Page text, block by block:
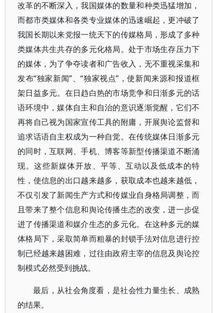
改革的不断深入，我国媒体的数量和种类迅猛增加，
而都市类媒体和各类专业媒体的迅速崛起，更冲破了
我国长期以来党报一统天下的传媒格局，形成了多种
类媒体共生共存的多元化格局。处于市场生存压力下
的媒体，为了争夺读者和广告收入，无不重视采集和
发布“独家新闻”、“独家视点”，使新闻来源和报道框
架日益多元。在日趋白热的市场竞争和日渐多元的话
语环境中，媒体自主和自治的意识逐渐觉醒，它们不
再将自己视为国家宣传工具的附庸，开展舆论监督和
追求话语自主权成为一种自觉。在传统媒体日渐多元
的同时，互联网、手机、博客等新型传播渠道不断涌
现。这些新媒体开放、平等、互动以及低成本的特
性，使信息的出口越来越多，获取成本也越来越低，
不仅引发了新闻生产方式和传媒业自身格局调整，而
且带来了整个信息和舆论传播生态的改变，进一步促
进了传播渠道和媒介生态的多元化。在这种多元的媒
体格局下，采取简单而粗暴的封锁手法对信息进行控
制已经越来越困难，过往由政府主宰的信息及舆论控
制模式必然受到挑战。
最后，从社会角度看，是社会性力量生长、成熟
的结果。